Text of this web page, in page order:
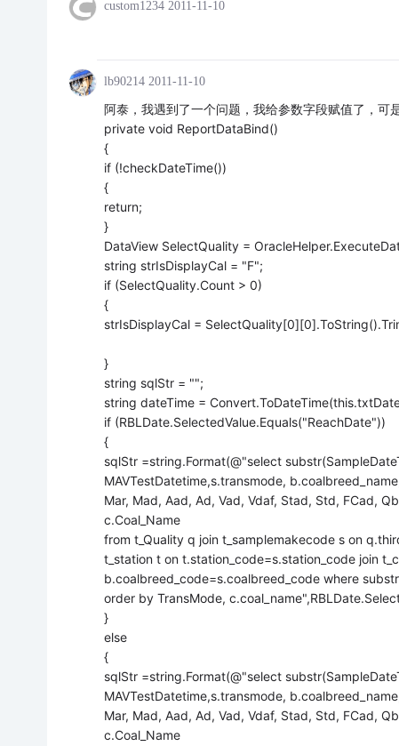
custom1234 2011-11-10
lb90214 2011-11-10
阿泰，我遇到了一个问题，我给参数字段赋值了，
private void ReportDataBind()
{
if (!checkDateTime())
{
return;
}
DataView SelectQuality =
string strIsDisplayCal = "F";
if (SelectQuality.Count > 0)
{
strIsDisplayCal =
}
string sqlStr = "";
string dateTime =
if (RBLDate.SelectedValue.Equals("ReachDate"))
{
sqlStr =string.Format(@"select
MAVTestDatetime,s.transmode,
Mar, Mad, Aad, Ad, Vad, Vdaf, Stad, Std, FCad,
c.Coal_Name
from t_Quality q join t_samplemakecode s on
t_station t on t.station_code=s.station_code join
b.coalbreed_code=s.coalbreed_code where
order by TransMode,
}
else
{
sqlStr =string.Format(@"select
MAVTestDatetime,s.transmode,
Mar, Mad, Aad, Ad, Vad, Vdaf, Stad, Std, FCad,
c.Coal_Name